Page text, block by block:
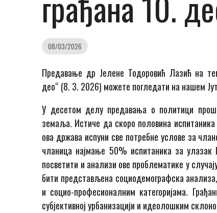
08/03/2026
Предавање др Јелене Тодоровић Лазић на
део“ (8. 3. 2026) можете погледати на нашем
У десетом делу предавања о политици
земаља. Истиче да скоро половина
ова држава испуни све потребне услове за
чланица најмање 50% испитаника за
посветити и анализи ове проблематике у
бити представљена социодемографска
и социо-професионалним категоријама.
субјективној урбанизацији и идеолошким